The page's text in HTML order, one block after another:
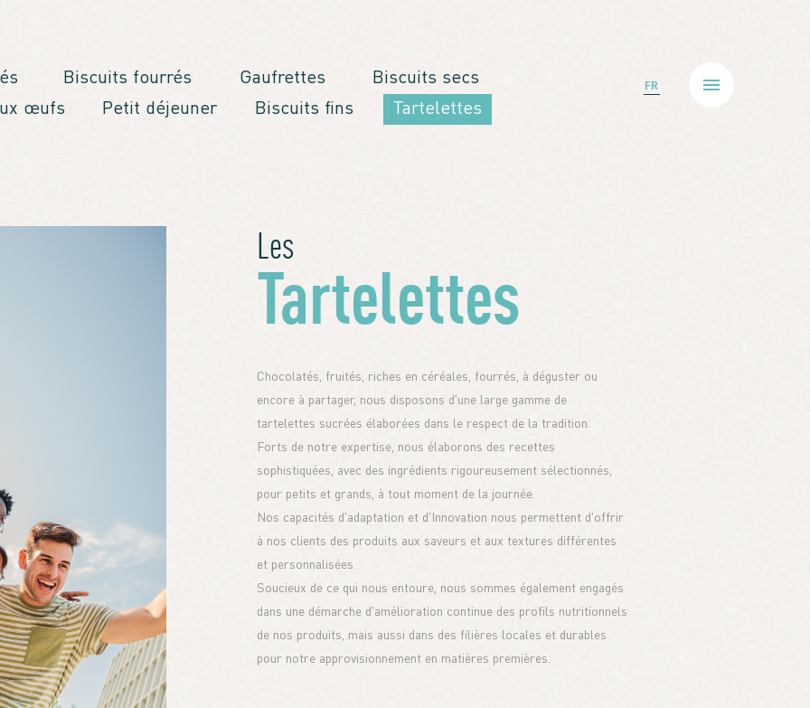
FR
Biscuits fourrés Gaufrettes
Biscuits secs
œufs
Petit déjeuner Biscuits fins Tartelettes
Les
Tartelettes
Chocolatés, fruités, riches en céréales, fourrés, à déguster ou
encore à partager, nous disposons d'une large gamme de
tartelettes sucrées élaborées dans le respect de la tradition.
Forts de notre expertise, nous élaborons des recettes
sophistiquées, avec des ingrédients rigoureusement sélectionnés,
pour petits et grands, à tout moment de la journée.
Nos capacités d'adaptation et d'Innovation nous permettent d'offrir
à nos clients des produits aux saveurs et aux textures différentes
et personnalisées.
Soucieux de ce qui nous entoure, nous sommes également engagés
dans une démarche d'amélioration continue des profils nutritionnels
de nos produits, mais aussi dans des filières locales et durables
pour notre approvisionnement en matières premières.